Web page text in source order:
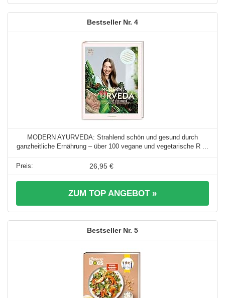
4
MODERN AYURVEDA: Strahlend schön und gesund durch
ganzheitliche Ernährung – über 100 vegane und vegetarische R ...
26,95 €
ZUM TOP ANGEBOT »
5